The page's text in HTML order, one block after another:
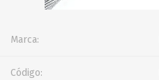
Marca:
Código: